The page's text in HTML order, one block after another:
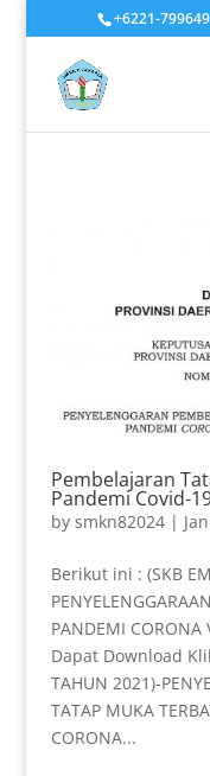
+6221-
Pembelajaran
Pandemi Covid-
by smkn82024|
Berikut ini : (SKB
PANDEMI CORONA
Dapat Download
TAHUN 2021)-
TATAP MUKA
CORONA...